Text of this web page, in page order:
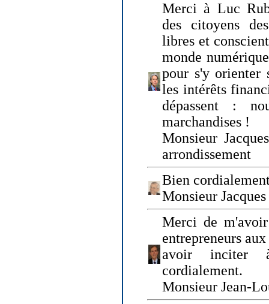
Merci à Luc
des citoyens
libres et
monde
pour s'y orienter
les intérêts
dépassent :
marchandises !
Monsieur
arrondissement
Bien
Monsieur
Merci de
entrepreneurs
avoir inciter
cordialement.
Monsieur Jean-